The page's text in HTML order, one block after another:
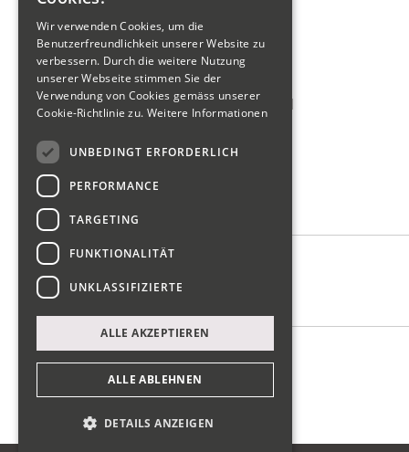
Wirtschaftsförderung
Tour de Gwärb Teilnahme
Schweizerischer Gewerbeverband
SIU Förderung KMU
Wer wir sind
Vorstand
Kontakt
Impressum
Datenschutz
Wir verwenden Cookies, um die
Benutzerfreundlichkeit unserer Website zu
verbessern. Durch die weitere Nutzung
unserer Webseite stimmen Sie der
Verwendung von Cookies gemäss unserer
Cookie-Richtlinie zu. Weitere Informationen
UNBEDINGT ERFORDERLICH
PERFORMANCE
TARGETING
FUNKTIONALITÄT
UNKLASSIFIZIERTE
ALLE AKZEPTIEREN
ALLE ABLEHNEN
DETAILS ANZEIGEN